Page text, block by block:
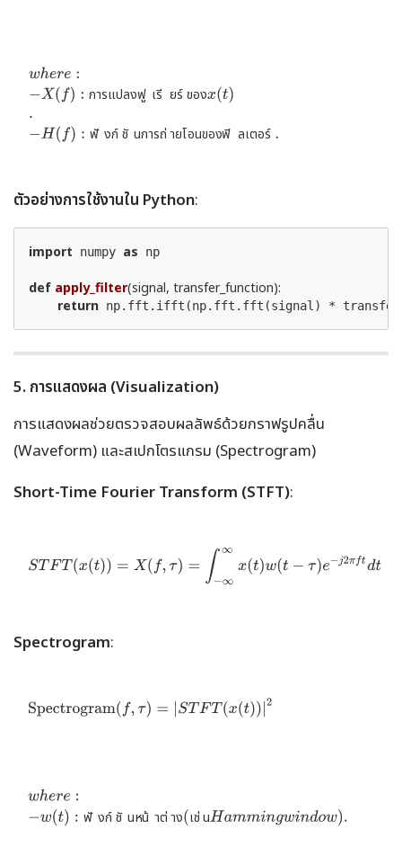
การแปลงฟ
ู เร
ี ยร
์ ของ
ฟ
ั งก
์ ช
ั นการถ่ ายโอนของฟ
ิ ลเตอร์
ตัวอย่างการใช้งานใน Python:
import numpy as np
def apply_filter(signal, transfer_function):
return np.fft.ifft(np.fft.fft(signal) *
5. การแสดงผล (Visualization)
การแสดงผลช่วยตรวจสอบผลลัพธ์ด้วยกราฟรูปคลื่น
(Waveform) และสเปกโตรแกรม (Spectrogram)
Short-Time Fourier Transform (STFT):
Spectrogram:
ฟั งก
์ ช
ั นหน
้ าต่ าง เช่ น